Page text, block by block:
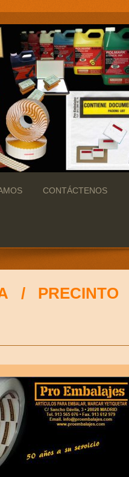
CONTÁCTENOS
/ PRECINTO